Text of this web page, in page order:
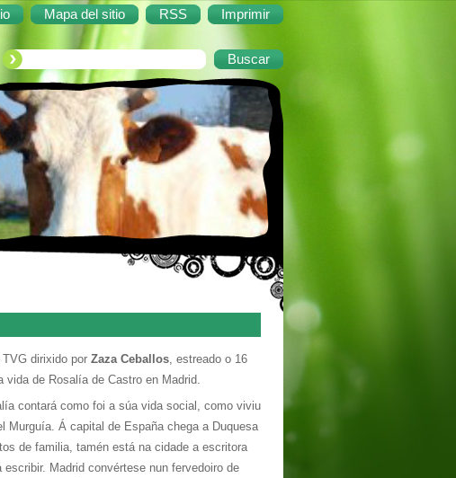
Mapa del sitio RSS Imprimir
dirixido por Zaza Ceballos , estreado o 16
de Rosalía de Castro en Madrid.
contará como foi a súa vida social, como viviu
Murguía. Á capital de España chega a Duquesa
de familia, tamén está na cidade a escritora
Madrid convértese nun fervedoiro de